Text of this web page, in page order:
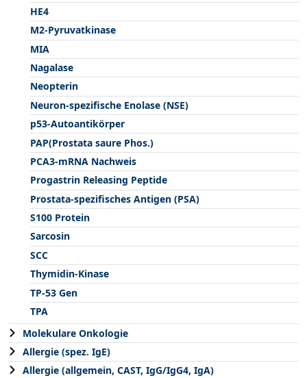
HE4
M2-Pyruvatkinase
MIA
Nagalase
Neopterin
Neuron-spezifische Enolase (NSE)
p53-Autoantikörper
PAP(Prostata saure Phos.)
PCA3-mRNA Nachweis
Progastrin Releasing Peptide
Prostata-spezifisches Antigen (PSA)
S100 Protein
Sarcosin
SCC
Thymidin-Kinase
TP-53 Gen
TPA
Molekulare Onkologie
Allergie (spez. IgE)
Allergie (allgemein, CAST, IgG/IgG4, IgA)